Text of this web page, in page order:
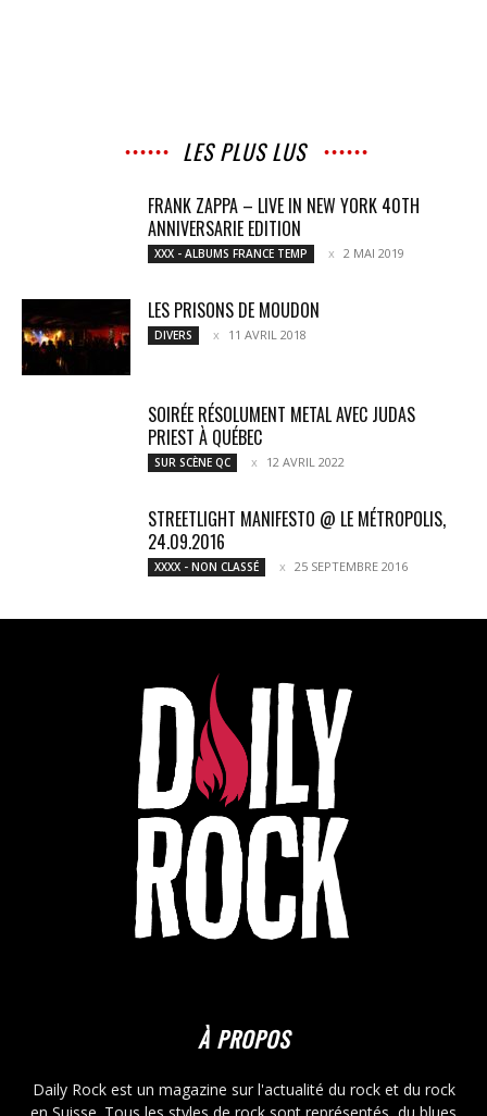
LES PLUS LUS
FRANK ZAPPA – LIVE IN NEW YORK 40TH
ANNIVERSARIE EDITION
XXX - ALBUMS FRANCE TEMP 2 MAI 2019
LES PRISONS DE MOUDON
DIVERS 11 AVRIL 2018
SOIRÉE RÉSOLUMENT METAL AVEC JUDAS
PRIEST À QUÉBEC
SUR SCÈNE QC 12 AVRIL 2022
STREETLIGHT MANIFESTO @ LE MÉTROPOLIS,
24.09.2016
XXXX - NON CLASSÉ 25 SEPTEMBRE 2016
À PROPOS
Daily Rock est un magazine sur l'actualité du rock et du rock